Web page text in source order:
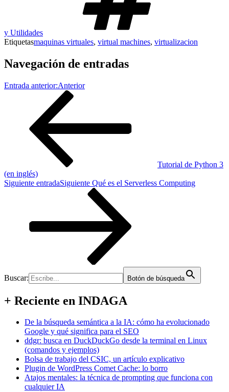
y Utilidades
Etiquetasmaquinas virtuales, virtual machines, virtualizacion
Navegación de entradas
Entrada anterior:Anterior
Tutorial de Python 3
(en inglés)
Siguiente entradaSiguiente Qué es el Serverless Computing
Buscar: Botón de búsqueda
+ Reciente en INDAGA
De la búsqueda semántica a la IA: cómo ha evolucionado
Google y qué significa para el SEO
ddgr: busca en DuckDuckGo desde la terminal en Linux
(comandos y ejemplos)
Bolsa de trabajo del CSIC, un artículo explicativo
Plugin de WordPress Comet Cache: lo borro
Atajos mentales: la técnica de prompting que funciona con
cualquier IA